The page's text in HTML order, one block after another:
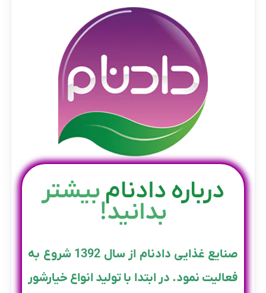
درباره دادنام بیشتر
بدانید!
صنایع غذایی دادنام از سال 1392 شروع به
فعالیت نمود. در ابتدا با تولید انواع خیارشور